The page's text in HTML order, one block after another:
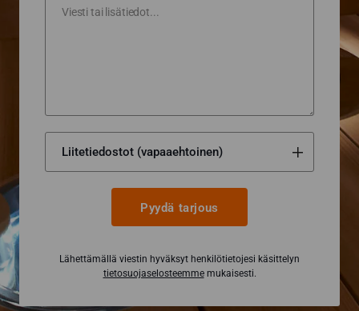
Pyydä tarjous
Lähettämällä viestin hyväksyt henkilötietojesi käsittelyn
tietosuojaselosteemmemukaisesti.